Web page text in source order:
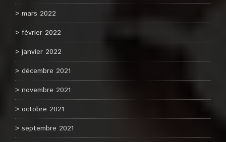
mars 2022
février 2022
janvier 2022
décembre 2021
novembre 2021
octobre 2021
septembre 2021